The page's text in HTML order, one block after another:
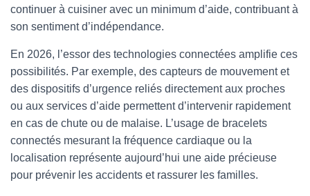
continuer à cuisiner avec un minimum d’aide, contribuant à
son sentiment d’indépendance.
En 2026, l’essor des technologies connectées amplifie ces
possibilités. Par exemple, des capteurs de mouvement et
des dispositifs d’urgence reliés directement aux proches
ou aux services d’aide permettent d’intervenir rapidement
en cas de chute ou de malaise. L’usage de bracelets
connectés mesurant la fréquence cardiaque ou la
localisation représente aujourd’hui une aide précieuse
pour prévenir les accidents et rassurer les familles.